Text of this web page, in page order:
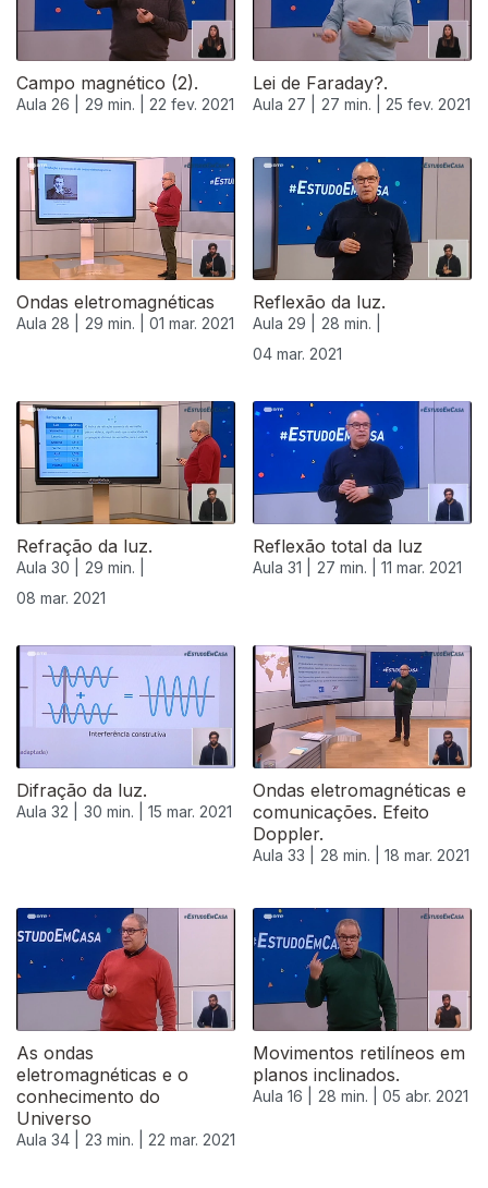
Campo magnético (2).
Aula 26 | 29 min. | 22 fev. 2021
Lei de Faraday?.
Aula 27 | 27 min. | 25 fev. 2021
Ondas eletromagnéticas
Aula 28 | 29 min. | 01 mar. 2021
Reflexão da luz.
Aula 29 |
28 min. |
04 mar. 2021
Refração da luz.
Aula 30 |
29 min. |
08 mar. 2021
Reflexão total da luz
Aula 31 | 27 min. | 11 mar. 2021
Difração da luz.
Aula 32 | 30 min. | 15 mar. 2021
Ondas eletromagnéticas e
comunicações. Efeito
Doppler.
Aula 33 | 28 min. | 18 mar. 2021
As ondas
eletromagnéticas e o
conhecimento do
Universo
Aula 34 | 23 min. | 22 mar. 2021
Movimentos retilíneos em
planos inclinados.
Aula 16 | 28 min. | 05 abr. 2021
534970